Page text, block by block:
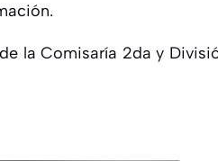
la Comisaría 2da y